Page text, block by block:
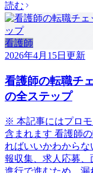
読む
看護師
2026年4月15日 更新
看護師の転職チ
の全ステップ
※ 本記事にはプロ
含まれます 看護師
ればいいかわから
報収集、求人応募
進行で進むため、